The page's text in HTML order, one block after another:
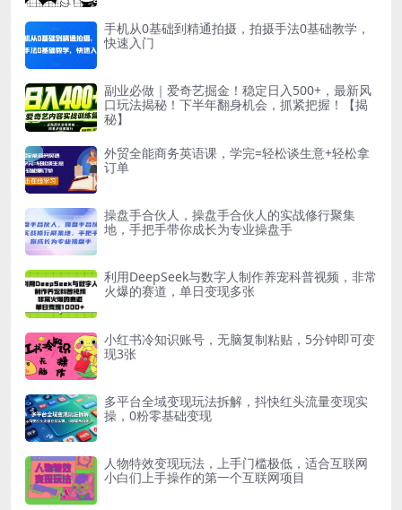
手机从0基础到精通拍摄，拍摄手法0基础教学，
快速入门
副业必做｜爱奇艺掘金！稳定日入500+，最新风
口玩法揭秘！下半年翻身机会，抓紧把握！【揭
秘】
外贸全能商务英语课，学完=轻松谈生意+轻松拿
订单
操盘手合伙人，操盘手合伙人的实战修行聚集
地，手把手带你成长为专业操盘手
利用DeepSeek与数字人制作养宠科普视频，非常
火爆的赛道，单日变现多张
小红书冷知识账号，无脑复制粘贴，5分钟即可变
现3张
多平台全域变现玩法拆解，抖快红头流量变现实
操，0粉零基础变现
人物特效变现玩法，上手门槛极低，适合互联网
小白们上手操作的第一个互联网项目